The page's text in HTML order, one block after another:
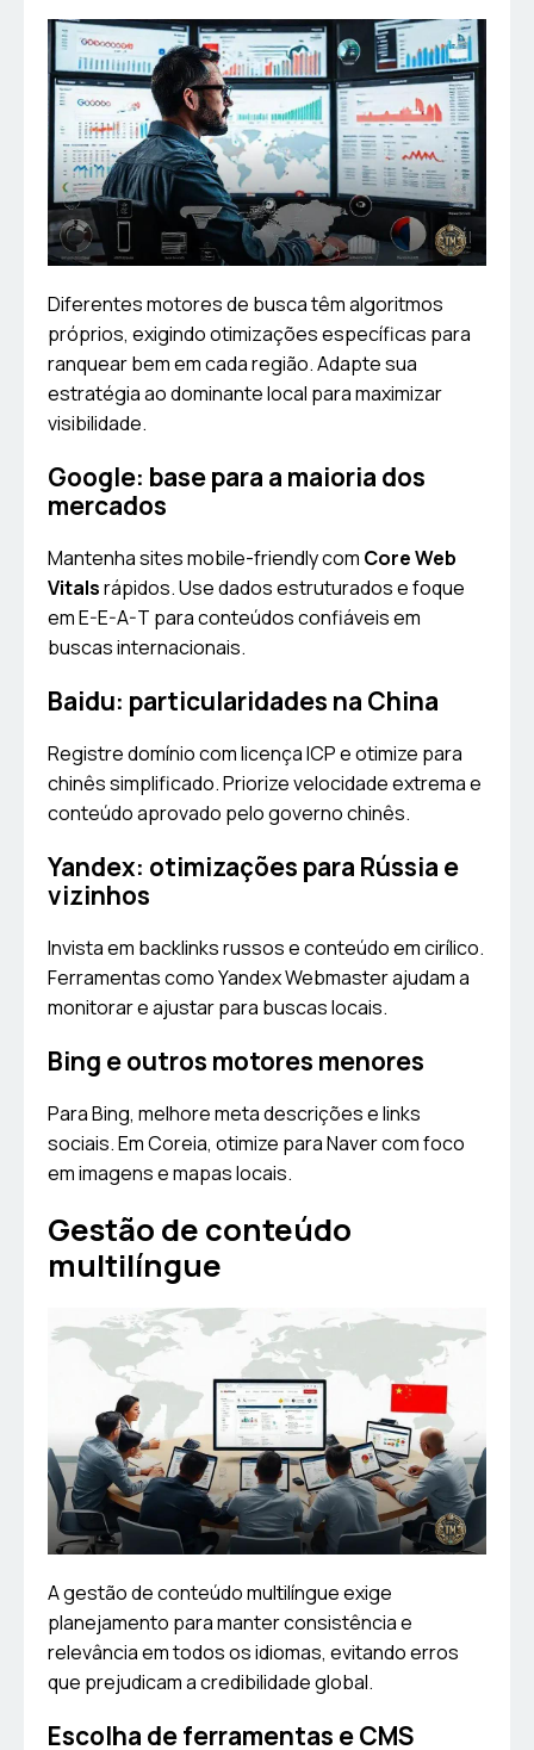
Diferentes motores de busca têm algoritmos
próprios, exigindo otimizações específicas para
ranquear bem em cada região. Adapte sua
estratégia ao dominante local para maximizar
visibilidade.
Google: base para a maioria dos
mercados
Mantenha sites mobile-friendly com Core Web
Vitalsrápidos. Use dados estruturados e foque
em E-E-A-T para conteúdos confiáveis em
buscas internacionais.
Baidu: particularidades na China
Registre domínio com licença ICP e otimize para
chinês simplificado. Priorize velocidade extrema e
conteúdo aprovado pelo governo chinês.
Yandex: otimizações para Rússia e
vizinhos
Invista em backlinks russos e conteúdo em cirílico.
Ferramentas como Yandex Webmaster ajudam a
monitorar e ajustar para buscas locais.
Bing e outros motores menores
Para Bing, melhore meta descrições e links
sociais. Em Coreia, otimize para Naver com foco
em imagens e mapas locais.
Gestão de conteúdo
multilíngue
A gestão de conteúdo multilíngue exige
planejamento para manter consistência e
relevância em todos os idiomas, evitando erros
que prejudicam a credibilidade global.
Escolha de ferramentas e CMS